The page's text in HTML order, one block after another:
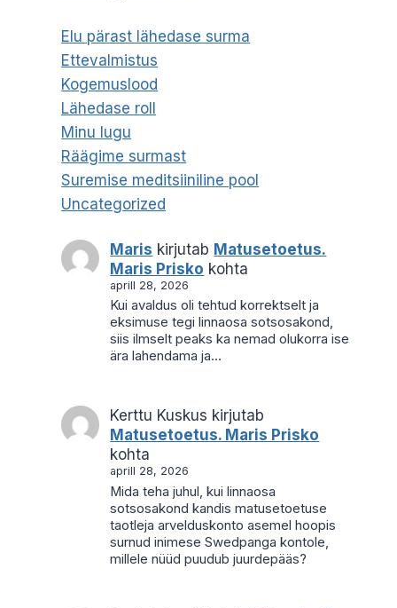
Elu pärast lähedase surma
Ettevalmistus
Kogemuslood
Lähedase roll
Minu lugu
Räägime surmast
Suremise meditsiiniline pool
Uncategorized
Maris kirjutab Matusetoetus.
Maris Prisko kohta
aprill 28, 2026
Kui avaldus oli tehtud korrektselt ja
eksimuse tegi linnaosa sotsosakond,
siis ilmselt peaks ka nemad olukorra ise
ära lahendama ja…
Kerttu Kuskus kirjutab
Matusetoetus. Maris Prisko
kohta
aprill 28, 2026
Mida teha juhul, kui linnaosa
sotsosakond kandis matusetoetuse
taotleja arvelduskonto asemel hoopis
surnud inimese Swedpanga kontole,
millele nüüd puudub juurdepääs?